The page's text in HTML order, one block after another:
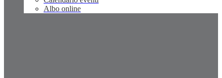
Albo online